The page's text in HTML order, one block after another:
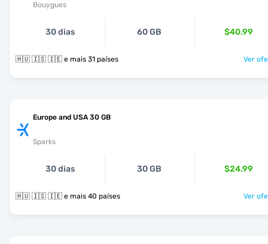
Bouygues
30 dias 60 GB $40.99
🇭🇺 🇮🇸 🇮🇪 e mais 31 países Ver
Europe and USA 30 GB
Sparks
30 dias 30 GB $24.99
🇭🇺 🇮🇸 🇮🇪 e mais 40 países Ver